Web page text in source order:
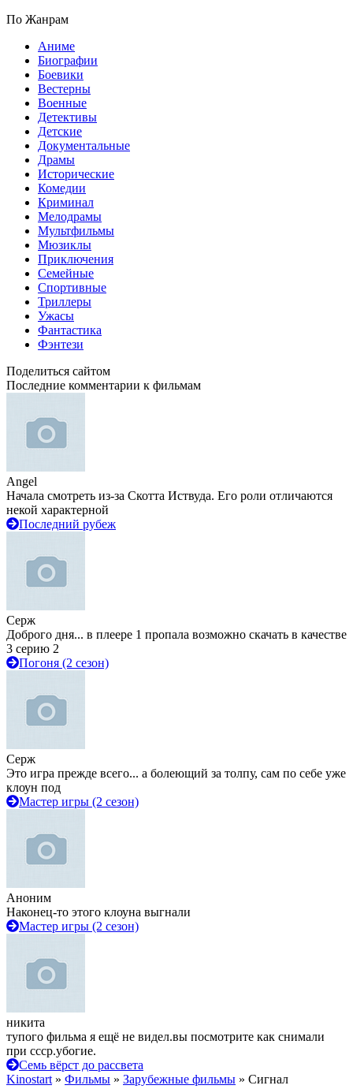
По Жанрам
Аниме
Биографии
Боевики
Вестерны
Военные
Детективы
Детские
Документальные
Драмы
Исторические
Комедии
Криминал
Мелодрамы
Мультфильмы
Мюзиклы
Приключения
Семейные
Спортивные
Триллеры
Ужасы
Фантастика
Фэнтези
Поделиться сайтом
Последние комментарии к фильмам
Angel
Начала смотреть из-за Скотта Иствуда. Его роли отличаются
некой характерной
Последний рубеж
Серж
Доброго дня... в плеере 1 пропала возможно скачать в качестве
3 серию 2
Погоня (2 сезон)
Серж
Это игра прежде всего... а болеющий за толпу, сам по себе уже
клоун под
Мастер игры (2 сезон)
Аноним
Наконец-то этого клоуна выгнали
Мастер игры (2 сезон)
никита
тупого фильма я ещё не видел.вы посмотрите как снимали
при ссср.убогие.
Семь вёрст до рассвета
Kinostart » Фильмы » Зарубежные фильмы » Сигнал